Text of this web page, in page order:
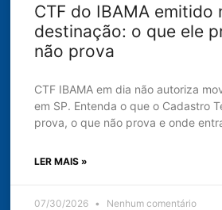
CTF do IBAMA emitido
destinação: o que ele
não prova
CTF IBAMA em dia não autoriza
em SP. Entenda o que o Cadastro
prova, o que não prova e onde
LER MAIS »
07/30/2026 Nenhum comentário